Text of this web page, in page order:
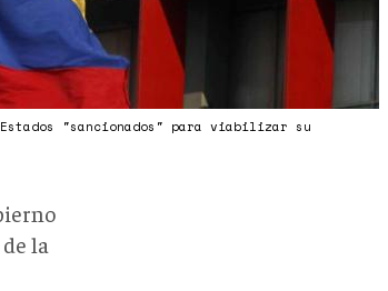
"sancionados" para viabilizar su
la